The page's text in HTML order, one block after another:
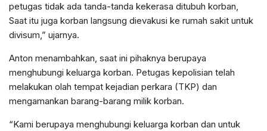
petugas tidak ada tanda-tanda kekerasa ditubuh korban,
Saat itu juga korban langsung dievakusi ke rumah sakit untuk
divisum,” ujarnya.
Anton menambahkan, saat ini pihaknya berupaya
menghubungi keluarga korban. Petugas kepolisian telah
melakukan olah tempat kejadian perkara (TKP) dan
mengamankan barang-barang milik korban.
“Kami berupaya menghubungi keluarga korban dan untuk